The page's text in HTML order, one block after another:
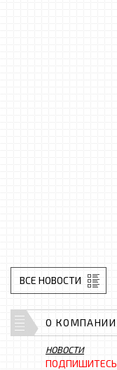
ВСЕ НОВОСТИ
О КОМПАНИИ
НОВОСТИ
ПОДПИШИТЕСЬ